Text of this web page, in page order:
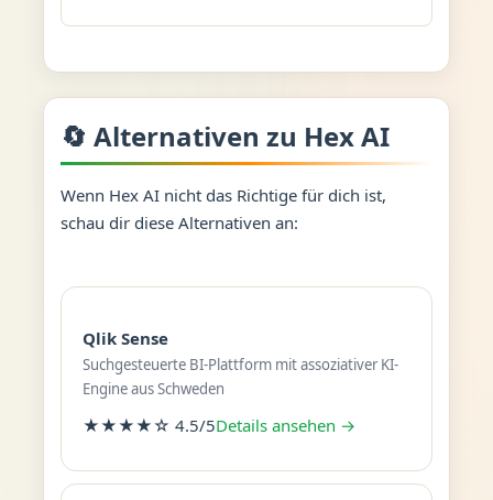
🔄 Alternativen zu Hex AI
Wenn Hex AI nicht das Richtige für dich ist,
schau dir diese Alternativen an:
Qlik Sense
Suchgesteuerte BI-Plattform mit assoziativer KI-
Engine aus Schweden
★★★★☆ 4.5/5Details ansehen →